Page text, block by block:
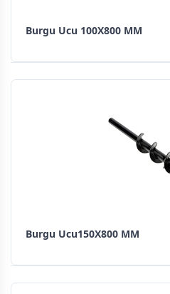
Burgu Ucu 100X800 MM
Burgu Ucu150X800 MM